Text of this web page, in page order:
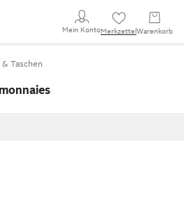
Mein KontoMerkzettel Warenkorb
Taschen